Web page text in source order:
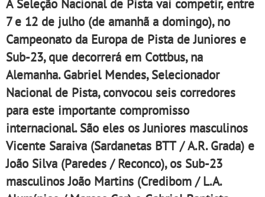
A Seleção Nacional de Pista vai competir, entre
7 e 12 de julho (de amanhã a domingo), no
Campeonato da Europa de Pista de Juniores e
Sub-23, que decorrerá em Cottbus, na
Alemanha. Gabriel Mendes, Selecionador
Nacional de Pista, convocou seis corredores
para este importante compromisso
internacional. São eles os Juniores masculinos
Vicente Saraiva (Sardanetas BTT / A.R. Grada) e
João Silva (Paredes / Reconco), os Sub-23
masculinos João Martins (Credibom / L.A.